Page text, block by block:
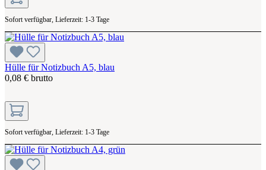
Sofort verfügbar, Lieferzeit: 1-3 Tage
Hülle für Notizbuch A5, blau
0,08 € brutto
Sofort verfügbar, Lieferzeit: 1-3 Tage